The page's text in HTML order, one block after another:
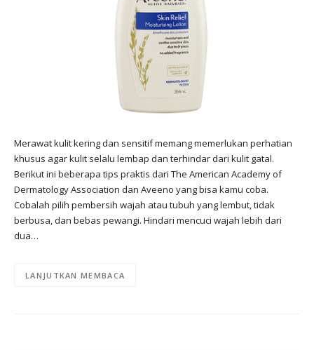
Merawat kulit kering dan sensitif memang memerlukan perhatian
khusus agar kulit selalu lembap dan terhindar dari kulit gatal.
Berikut ini beberapa tips praktis dari The American Academy of
Dermatology Association dan Aveeno yang bisa kamu coba.
Cobalah pilih pembersih wajah atau tubuh yang lembut, tidak
berbusa, dan bebas pewangi. Hindari mencuci wajah lebih dari
dua…
LANJUTKAN MEMBACA